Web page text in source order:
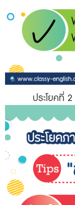
ประโยคที่ 2